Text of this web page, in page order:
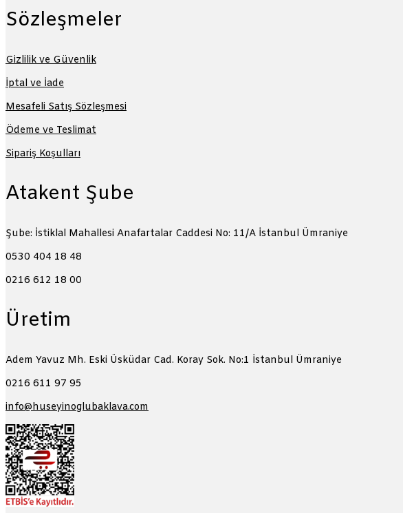
Sözleşmeler
Gizlilik ve Güvenlik
İptal ve İade
Mesafeli Satış Sözleşmesi
Ödeme ve Teslimat
Sipariş Koşulları
Atakent Şube
Şube: İstiklal Mahallesi Anafartalar Caddesi No: 11/A İstanbul Ümraniye
0530 404 18 48
0216 612 18 00
Üretim
Adem Yavuz Mh. Eski Üsküdar Cad. Koray Sok. No:1 İstanbul Ümraniye
0216 611 97 95
info@huseyinoglubaklava.com